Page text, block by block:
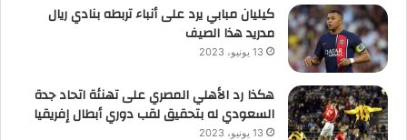
كيليان مبابي يرد على أنباء تربطه بنادي ريال
مدريد هذا الصيف
13 يونيو، 2023
هكذا رد الأهلي المصري على تهنئة اتحاد جدة
السعودي له بتحقيق لقب دوري أبطال إفريقيا
13 يونيو، 2023